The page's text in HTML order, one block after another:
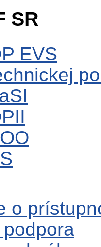
SR
EVS
o